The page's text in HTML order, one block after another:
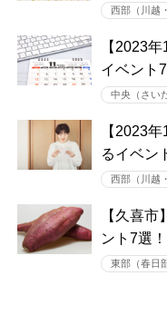
西部（川越
【2023
イベント
中央（さい
【2023
るイベン
西部（川越
【久喜
ント7選
東部（春日